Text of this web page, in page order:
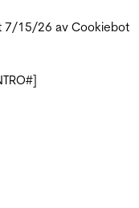
7/15/26 av Cookiebot